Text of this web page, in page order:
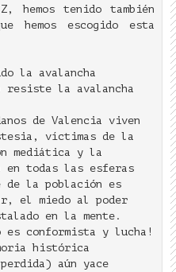
hemos tenido también
hemos escogido esta
la avalancha
resiste la avalancha
de Valencia viven
víctimas de la
mediática y la
en todas las esferas
de la población es
el miedo al poder
en la mente.
es conformista y lucha!
histórica
aún yace